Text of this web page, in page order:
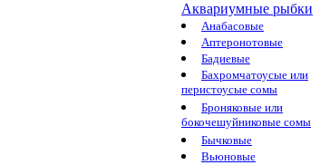
Аквариумные рыбки
Анабасовые
Аптеронотовые
Бадиевые
Бахромчатоусые или
перистоусые сомы
Броняковые или
бокочешуйниковые сомы
Бычковые
Вьюновые